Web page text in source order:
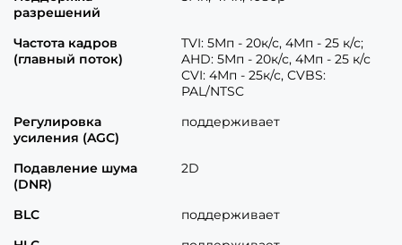
разрешений
Частота кадров
(главный поток)
TVI: 5Мп - 20к/с, 4Мп - 25 к/с;
AHD: 5Мп - 20к/с, 4Мп - 25 к/с
CVI: 4Мп - 25к/с, CVBS:
PAL/NTSC
Регулировка
усиления (AGC)
поддерживает
Подавление шума
(DNR)
2D
BLC
поддерживает